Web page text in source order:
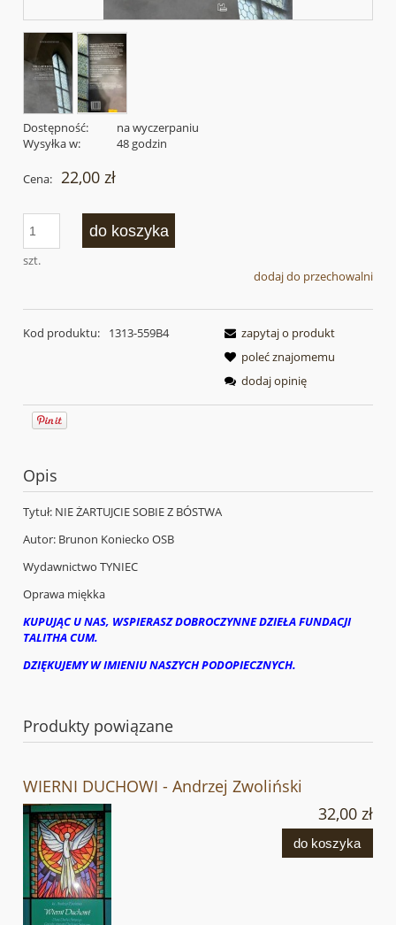
Dostępność:
na wyczerpaniu
Wysyłka w:
48 godzin
Cena: 22,00 zł
szt.
do koszyka
dodaj do przechowalni
Kod produktu: 1313-559B4
zapytaj o produkt
poleć znajomemu
dodaj opinię
Opis
Tytuł: NIE ŻARTUJCIE SOBIE Z BÓSTWA
Autor: Brunon Koniecko OSB
Wydawnictwo TYNIEC
Oprawa miękka
KUPUJĄC U NAS, WSPIERASZ DOBROCZYNNE DZIEŁA FUNDACJI
TALITHA CUM.
DZIĘKUJEMY W IMIENIU NASZYCH PODOPIECZNYCH.
Produkty powiązane
WIERNI DUCHOWI - Andrzej Zwoliński
32,00 zł
do koszyka